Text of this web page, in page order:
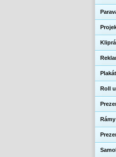
Roll